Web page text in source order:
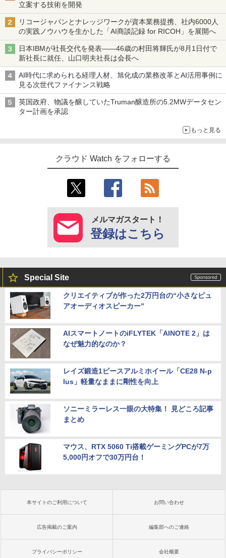
立案する技術を開発
リコージャパンとナレッジワークが資本業務提携、社内6000人
の実践ノウハウを生かした「AI商談記録 for RICOH」を展開へ
日本IBMが社長交代を発表――46歳の村田将輝氏が8月1日付で
新社長に就任、山口明夫社長は会長へ
AI時代に求められる経理人材、旭化成の業務改革とAI活用事例に
見る次世代ファイナンス戦略
英国政府、物議を醸していたTruman醸造所の5.2MWデータセン
ター計画を承認
もっと見る
クラウド Watch をフォローする
メルマガスタート！
登録はこちら
Special Site
クリエイティブが作った2万円台の“小さなピュ
アオーディオスピーカー”
AIスマートノートのiFLYTEK「AINOTE 2」は
なぜ魅力的なのか？
レイズ鍛造1ピースアルミホイール「CE28 N-p
lus」軽量なままに剛性を向上
ソニーミラーレス一眼の大特集！ 見どころ記事
まとめ
マウス、RTX 5060 Ti搭載ゲーミングPCが7万
5,000円オフで30万円台！
本サイトのご利用について お問い合わせ
広告掲載のご案内 編集部へのご連絡
プライバシーポリシー 会社概要